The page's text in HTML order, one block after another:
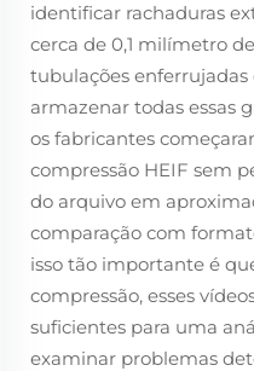
identificar rachaduras
cerca de 0,1 milímetro
tubulações enferrujadas
armazenar todas essas
os fabricantes
compressão HEIF sem
do arquivo em
comparação com
isso tão importante é
compressão, esses
suficientes para uma
examinar problemas